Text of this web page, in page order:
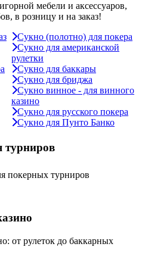
мебели и аксессуаров,
в розницу и на заказ!
Сукно (полотно) для покера
Сукно для американской
рулетки
Сукно для баккары
Сукно для бриджа
Сукно винное - для винного
казино
Сукно для русского покера
Сукно для Пунто Банко
турниров
покерных турниров
от рулеток до баккарных